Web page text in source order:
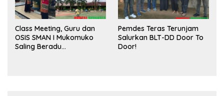
Class Meeting, Guru dan
OSIS SMAN I Mukomuko
Saling Beradu
Pemdes Teras Terunjam
Salurkan BLT-DD Door To
Door!